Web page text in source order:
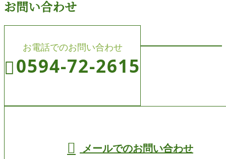
お問い合わせ
お電話でのお問い合わせ
0594-72-2615
メールでのお問い合わせ